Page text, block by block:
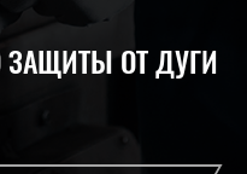
ЗАЩИТЫ ОТ ДУГИ